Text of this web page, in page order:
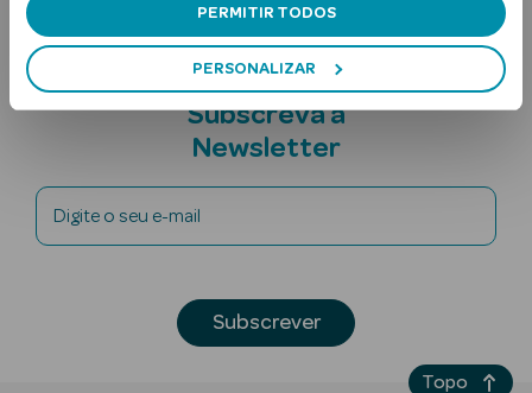
PERMITIR TODOS
PERSONALIZAR
Ver Tudo
Subscreva a
Newsletter
Digite o seu e-mail
Subscrever
Topo